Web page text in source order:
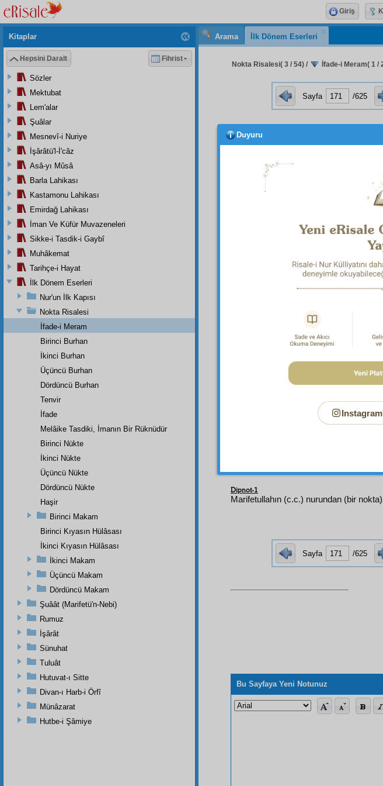
Arama İlk Dönem Eserleri
Nokta Risalesi( 3 / 54) / İfade-i Meram( 1 /
Sayfa /625
Bir bahçeye girsem iyisini
hoşlanırım. Çürüğünü,
larımı da öylearzu
öyle.Şuââtve şu
Gayetü'l-gâyâtolan
'ta bir beyan
hads-i kalbiyle
ine imâ ederek, imanın altı
ımla göstermek isterim.
Dipnot-1
Marifetullahın (c.c.) nurundan (bir
Sayfa /625
Bu Sayfaya Yeni Notunuz
Kitaplar
Hepsini Daralt Fihrist
Sözler
Mektubat
Lem'alar
Şuâlar
Mesnevî-i Nuriye
İşârâtü'l-İ'câz
Asâ-yı Mûsâ
Barla Lahikası
Kastamonu Lahikası
Emirdağ Lahikası
İman Ve Küfür Muvazeneleri
Sikke-i Tasdik-i Gaybî
Muhâkemat
Tarihçe-i Hayat
İlk Dönem Eserleri
Nur'un İlk Kapısı
Nokta Risalesi
İfade-i Meram
Birinci Burhan
İkinci Burhan
Üçüncü Burhan
Dördüncü Burhan
Tenvir
İfade
Melâike Tasdiki, İmanın Bir Rüknüdür
Birinci Nükte
İkinci Nükte
Üçüncü Nükte
Dördüncü Nükte
Haşir
Birinci Makam
Birinci Kıyasın Hülâsası
İkinci Kıyasın Hülâsası
İkinci Makam
Üçüncü Makam
Dördüncü Makam
Şuâât (Marifetü'n-Nebi)
Rumuz
İşârât
Sünuhat
Tuluât
Hutuvat-ı Sitte
Divan-ı Harb-i Örfî
Münâzarat
Hutbe-i Şâmiye
Giriş
Duyuru